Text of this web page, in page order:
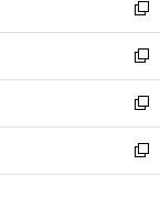
く
で
開
く
ド
ウ
で
開
く
ィ
ン
ド
ウ
で
開
く
い
ウ
ィ
ン
ド
ウ
で
開
新
し
い
ウ
ィ
ン
ド
ウ
新
し
い
ウ
ィ
ン
新
し
い
ウ
新
し